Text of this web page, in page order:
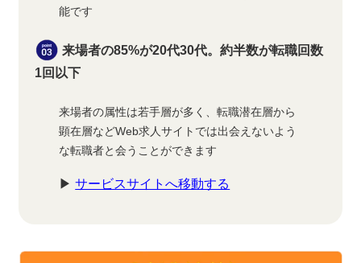
能です
来場者の85%が20代30代。約半数が転職回数
1回以下
来場者の属性は若手層が多く、転職潜在層から
顕在層などWeb求人サイトでは出会えないよう
な転職者と会うことができます
▶サービスサイトへ移動する